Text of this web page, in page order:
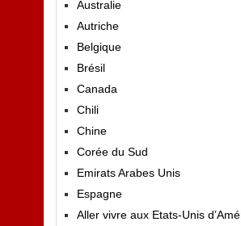
Australie
Autriche
Belgique
Brésil
Canada
Chili
Chine
Corée du Sud
Emirats Arabes Unis
Espagne
Aller vivre aux Etats-Unis